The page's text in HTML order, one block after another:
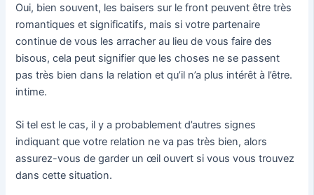
Oui, bien souvent, les baisers sur le front peuvent être très
romantiques et significatifs, mais si votre partenaire
continue de vous les arracher au lieu de vous faire des
bisous, cela peut signifier que les choses ne se passent
pas très bien dans la relation et qu’il n’a plus intérêt à l’être.
intime.
Si tel est le cas, il y a probablement d’autres signes
indiquant que votre relation ne va pas très bien, alors
assurez-vous de garder un œil ouvert si vous vous trouvez
dans cette situation.